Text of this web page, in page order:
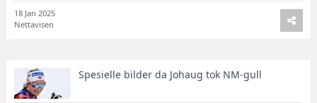
18 Jan 2025
Nettavisen
Spesielle bilder da Johaug tok NM-gull